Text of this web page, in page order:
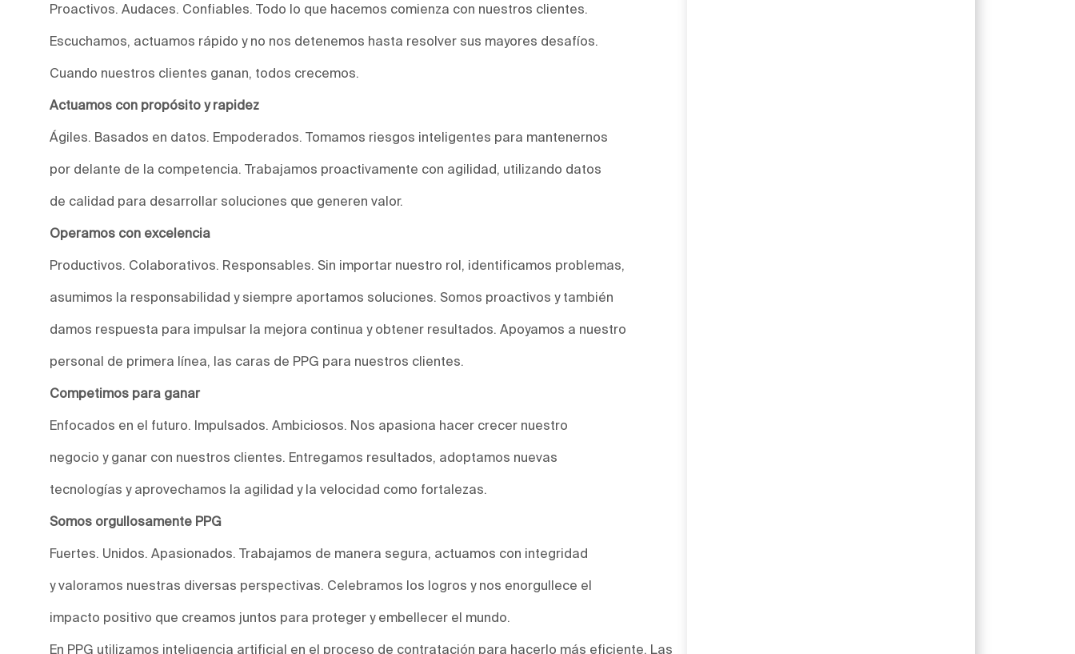
Proactivos. Audaces. Confiables. Todo lo que hacemos comienza con nuestros clientes.
Escuchamos, actuamos rápido y no nos detenemos hasta resolver sus mayores desafíos.
Cuando nuestros clientes ganan, todos crecemos.
Actuamos con propósito y rapidez
Ágiles. Basados en datos. Empoderados. Tomamos riesgos inteligentes para mantenernos
por delante de la competencia. Trabajamos proactivamente con agilidad, utilizando datos
de calidad para desarrollar soluciones que generen valor.
Operamos con excelencia
Productivos. Colaborativos. Responsables. Sin importar nuestro rol, identificamos problemas,
asumimos la responsabilidad y siempre aportamos soluciones. Somos proactivos y también
damos respuesta para impulsar la mejora continua y obtener resultados. Apoyamos a nuestro
personal de primera línea, las caras de PPG para nuestros clientes.
Competimos para ganar
Enfocados en el futuro. Impulsados. Ambiciosos. Nos apasiona hacer crecer nuestro
negocio y ganar con nuestros clientes. Entregamos resultados, adoptamos nuevas
tecnologías y aprovechamos la agilidad y la velocidad como fortalezas.
Somos orgullosamente PPG
Fuertes. Unidos. Apasionados. Trabajamos de manera segura, actuamos con integridad
y valoramos nuestras diversas perspectivas. Celebramos los logros y nos enorgullece el
impacto positivo que creamos juntos para proteger y embellecer el mundo.
En PPG utilizamos inteligencia artificial en el proceso de contratación para hacerlo más eficiente. Las